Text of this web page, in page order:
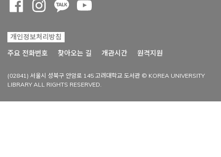
개인정보처리방침
주요 전화번호
찾아오는 길 개관시간 원격지원
(02841) 서울시 성북구 안암로 145 고려대학교 도서관 © KOREA UNIVERSITY
LIBRARY ALL RIGHTS RESERVED.
Opens a new window
Opens a new window
Opens a new window